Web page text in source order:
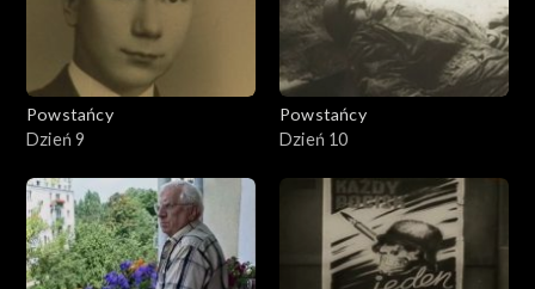
Powstańcy
Dzień 9
Powstańcy
Dzień 10